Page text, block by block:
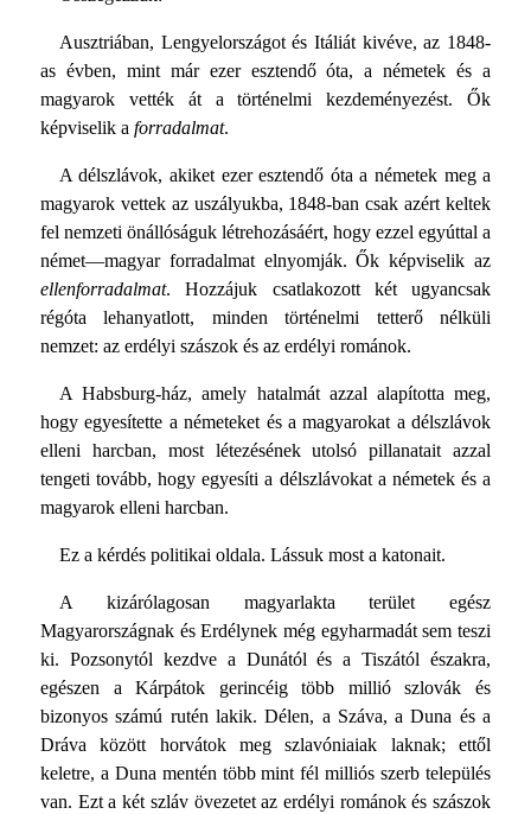
Ausztriában, Lengyelországot és Itáliát kivéve, az 1848-
as évben, mint már ezer esztendő óta, a németek és a
magyarok vették át a történelmi kezdeményezést. Ők
képviselik a forradalmat.
A délszlávok, akiket ezer esztendő óta a németek meg a
magyarok vettek az uszályukba, 1848-ban csak azért keltek
fel nemzeti önállóságuk létrehozásáért, hogy ezzel egyúttal a
német—magyar forradalmat elnyomják. Ők képviselik az
ellenforradalmat. Hozzájuk csatlakozott két ugyancsak
régóta lehanyatlott, minden történelmi tetterő nélküli
nemzet: az erdélyi szászok és az erdélyi románok.
A Habsburg-ház, amely hatalmát azzal alapította meg,
hogy egyesítette a németeket és a magyarokat a délszlávok
elleni harcban, most létezésének utolsó pillanatait azzal
tengeti tovább, hogy egyesíti a délszlávokat a németek és a
magyarok elleni harcban.
Ez a kérdés politikai oldala. Lássuk most a katonait.
A kizárólagosan magyarlakta terület egész
Magyarországnak és Erdélynek még egyharmadát sem teszi
ki. Pozsonytól kezdve a Dunától és a Tiszától északra,
egészen a Kárpátok gerincéig több millió szlovák és
bizonyos számú rutén lakik. Délen, a Száva, a Duna és a
Dráva között horvátok meg szlavóniaiak laknak; ettől
keletre, a Duna mentén több mint fél milliós szerb település
van. Ezt a két szláv övezetet az erdélyi románok és szászok